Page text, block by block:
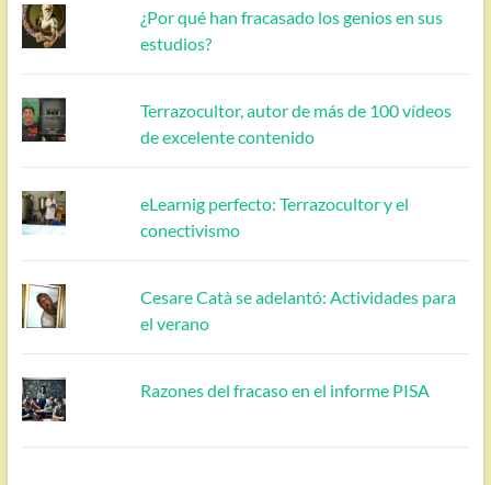
¿Por qué han fracasado los genios en sus
estudios?
Terrazocultor, autor de más de 100 vídeos
de excelente contenido
eLearnig perfecto: Terrazocultor y el
conectivismo
Cesare Catà se adelantó: Actividades para
el verano
Razones del fracaso en el informe PISA